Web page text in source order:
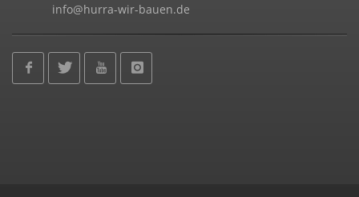
info@hurra-wir-bauen.de